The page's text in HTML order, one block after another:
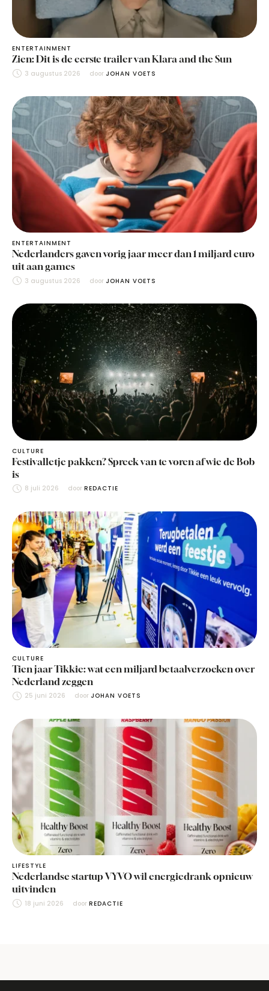
ENTERTAINMENT
Zien: Dit is de eerste trailer van Klara and the Sun
3 augustus 2026 door JOHAN VOETS
ENTERTAINMENT
Nederlanders gaven vorig jaar meer dan 1 miljard euro
uit aan games
3 augustus 2026 door JOHAN VOETS
CULTURE
Festivalletje pakken? Spreek van te voren af wie de Bob
is
8 juli 2026 door REDACTIE
CULTURE
Tien jaar Tikkie: wat een miljard betaalverzoeken over
Nederland zeggen
25 juni 2026 door JOHAN VOETS
LIFESTYLE
Nederlandse startup VYVO wil energiedrank opnieuw
uitvinden
18 juni 2026 door REDACTIE